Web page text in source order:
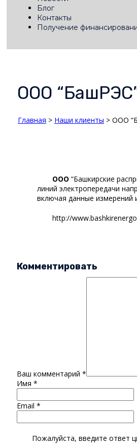
Блог
Контакты
Получение
OOO
Главная > Наши клиенты > OOO
ООО “Башкирские
линий электропередачи
включая данные измерений
http://
Комментировать
Ваш комментарий *
Имя *
Email *
Пожалуйста, введите ответ